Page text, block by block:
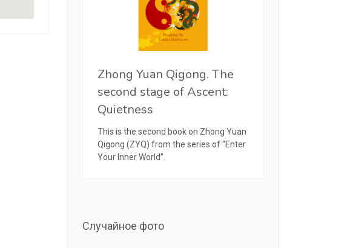
Zhong Yuan Qigong. The
second stage of Ascent:
Quietness
This is the second book on Zhong Yuan
Qigong (ZYQ) from the series of “Enter
Your Inner World”.
Случайное фото